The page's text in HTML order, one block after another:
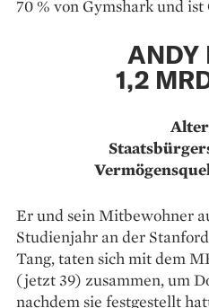
70 % von Gymshark und ist
ANDY
1,2
Er und sein Mitbewohner
Studienjahr an der
Tang, taten sich mit dem
(jetzt 39) zusammen, um
nachdem sie festgestellt